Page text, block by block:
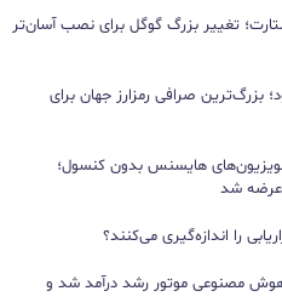
تغییر بزرگ گوگل برای نصب آسان‌تر
بزرگ‌ترین صرافی رمزارز جهان برای
هایسنس بدون کنسول؛
را اندازه‌گیری می‌کنند؟
هوش مصنوعی موتور رشد درآمد شد و